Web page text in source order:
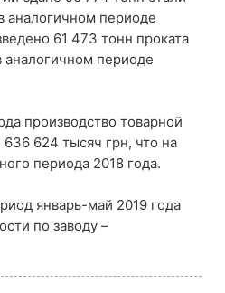
аналогичном периоде
61 473 тонн проката
аналогичном периоде
производство товарной
624 тысяч грн, что на
периода 2018 года.
январь-май 2019 года
по заводу –